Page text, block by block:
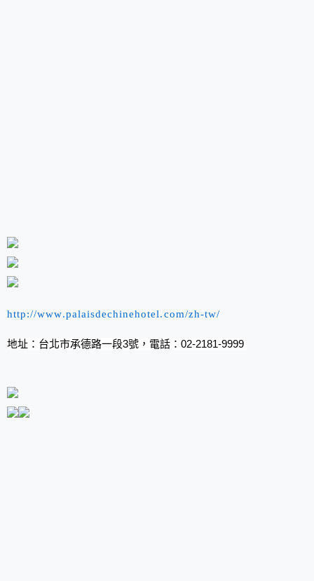
http://www.palaisdechinehotel.com/zh-tw/
地址：台北市承德路一段3號，電話：02-2181-9999